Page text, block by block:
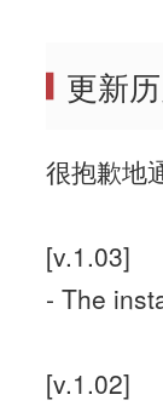
更新
很抱歉地
[v.1.03]
- The
[v.1.02]